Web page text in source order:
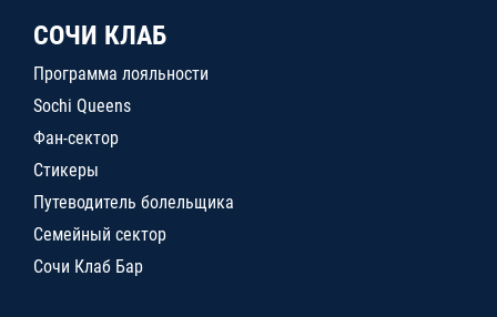
СОЧИ КЛАБ
Программа лояльности
Sochi Queens
Фан-сектор
Стикеры
Путеводитель болельщика
Семейный сектор
Сочи Клаб Бар